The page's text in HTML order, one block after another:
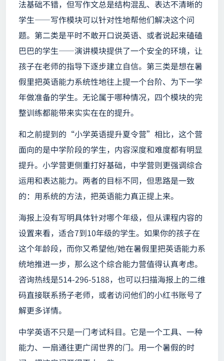
法基础不错，但写作文总是结构混乱、表达不清晰的
学生——写作模块可以针对性地帮他们解决这个问
题。第二类是平时不敢开口说英语、或者说起来磕磕
巴巴的学生——演讲模块提供了一个安全的环境，让
孩子在老师的指导下逐步建立自信。第三类是想在暑
假里把英语能力系统性地往上提一个台阶、为下一学
年做准备的学生。无论属于哪种情况，四个模块的完
整训练都能带来实实在在的提升。
和之前提到的“小学英语提升夏令营”相比，这个营
面向的是中学阶段的学生，内容深度和难度都有明显
提升。小学营更侧重打好基础，中学营则更强调综合
运用和表达能力。两者的目标不同，但思路是一致
的：用系统的方法，把英语能力真正提上来。
海报上没有写明具体针对哪个年级，但从课程内容的
设置来看，适合7到10年级的学生。如果你的孩子在
这个年龄段，而你又希望他/她在暑假里把英语能力系
统地推进一步，那么这个综合能力营值得认真考虑。
咨询热线是514-296-5188，也可以扫描海报上的二维
码直接联系扬子老师，或者访问他们的小红书账号了
解更多详情。
中学英语不只是一门考试科目。它是一个工具、一种
能力、一扇通往更广阔世界的门。用一个暑假的时